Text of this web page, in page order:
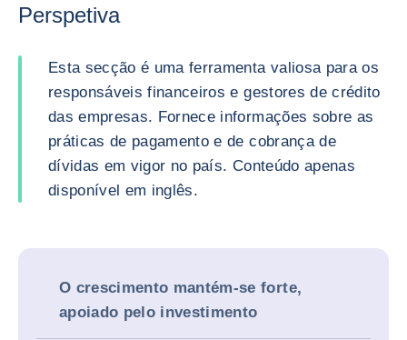
Perspetiva
Esta secção é uma ferramenta valiosa para os
responsáveis financeiros e gestores de crédito
das empresas. Fornece informações sobre as
práticas de pagamento e de cobrança de
dívidas em vigor no país. Conteúdo apenas
disponível em inglês.
O crescimento mantém-se forte,
apoiado pelo investimento